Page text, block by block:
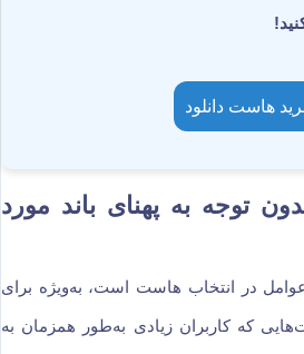
هاست دانلود
توجه به پهنای باند مورد
عوامل در انتخاب هاست است، به‌ویژه برای
که کاربران زیادی به‌طور همزمان به